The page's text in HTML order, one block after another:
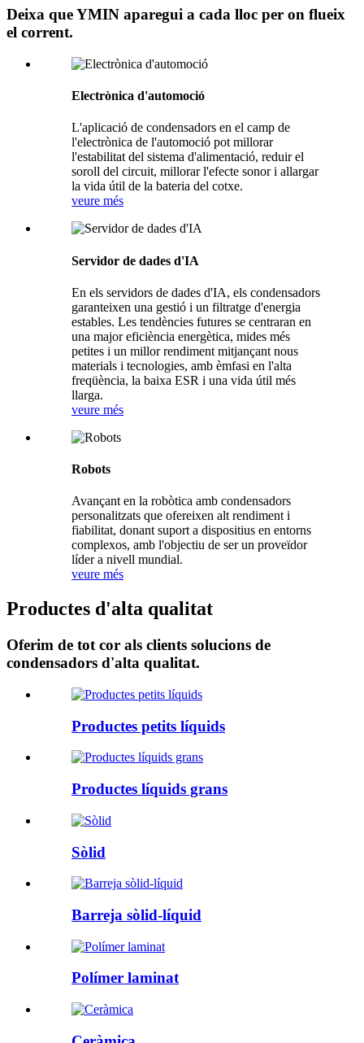
Deixa que YMIN aparegui a cada lloc per on flueix
el corrent.
Electrònica d'automoció
L'aplicació de condensadors en el camp de
l'electrònica de l'automoció pot millorar
l'estabilitat del sistema d'alimentació, reduir el
soroll del circuit, millorar l'efecte sonor i allargar
la vida útil de la bateria del cotxe.
veure més
Servidor de dades d'IA
En els servidors de dades d'IA, els condensadors
garanteixen una gestió i un filtratge d'energia
estables. Les tendències futures se centraran en
una major eficiència energètica, mides més
petites i un millor rendiment mitjançant nous
materials i tecnologies, amb èmfasi en l'alta
freqüència, la baixa ESR i una vida útil més
llarga.
veure més
Robots
Avançant en la robòtica amb condensadors
personalitzats que ofereixen alt rendiment i
fiabilitat, donant suport a dispositius en entorns
complexos, amb l'objectiu de ser un proveïdor
líder a nivell mundial.
veure més
Productes d'alta qualitat
Oferim de tot cor als clients solucions de
condensadors d'alta qualitat.
Productes petits líquids
Productes líquids grans
Sòlid
Barreja sòlid-líquid
Polímer laminat